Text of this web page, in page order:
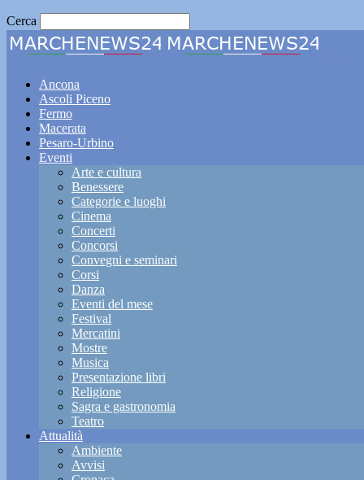
Cerca
Ancona
Ascoli Piceno
Fermo
Macerata
Pesaro-Urbino
Eventi
Arte e cultura
Benessere
Categorie e luoghi
Cinema
Concerti
Concorsi
Convegni e seminari
Corsi
Danza
Eventi del mese
Festival
Mercatini
Mostre
Musica
Presentazione libri
Religione
Sagra e gastronomia
Teatro
Attualità
Ambiente
Avvisi